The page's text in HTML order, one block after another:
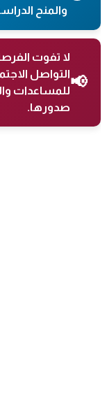
والمنح
📢
لا تفوت
التواصل
للمساعدات
صدورها.